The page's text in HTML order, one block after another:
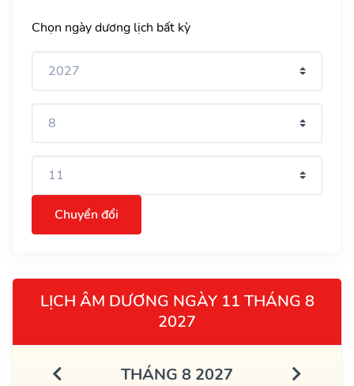
Chọn ngày dương lịch bất kỳ
Chuyển đổi
LỊCH ÂM DƯƠNG NGÀY 11 THÁNG 8
2027
THÁNG 8 2027